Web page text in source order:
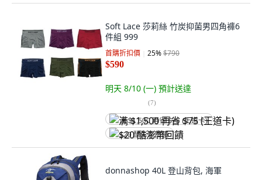
Soft Lace 莎莉絲 竹炭抑菌男四角褲6
件組 999
首購折扣價 25%$790
$590
明天 8/10 (一) 預計送達
(7)
满 $1,500 再省 $75 (王道卡)
$20 酷澎幣回饋
donnashop 40L 登山背包, 海軍